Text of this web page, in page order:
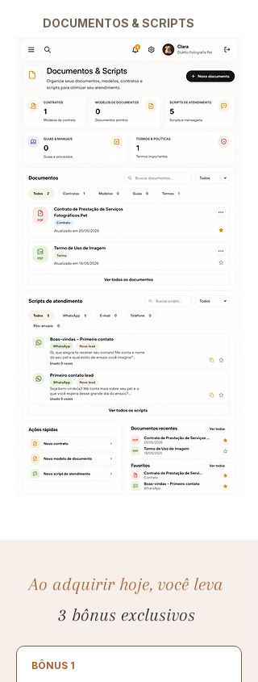
DOCUMENTOS & SCRIPTS
Ao adquirir hoje, você leva
3 bônus exclusivos
BÔNUS 1